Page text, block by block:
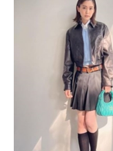
ビジネスと働き方の
AI活用のいまが分かる
企業ITのトレンドを
経営リーダーのコミ
マーケ×ITの今がよく